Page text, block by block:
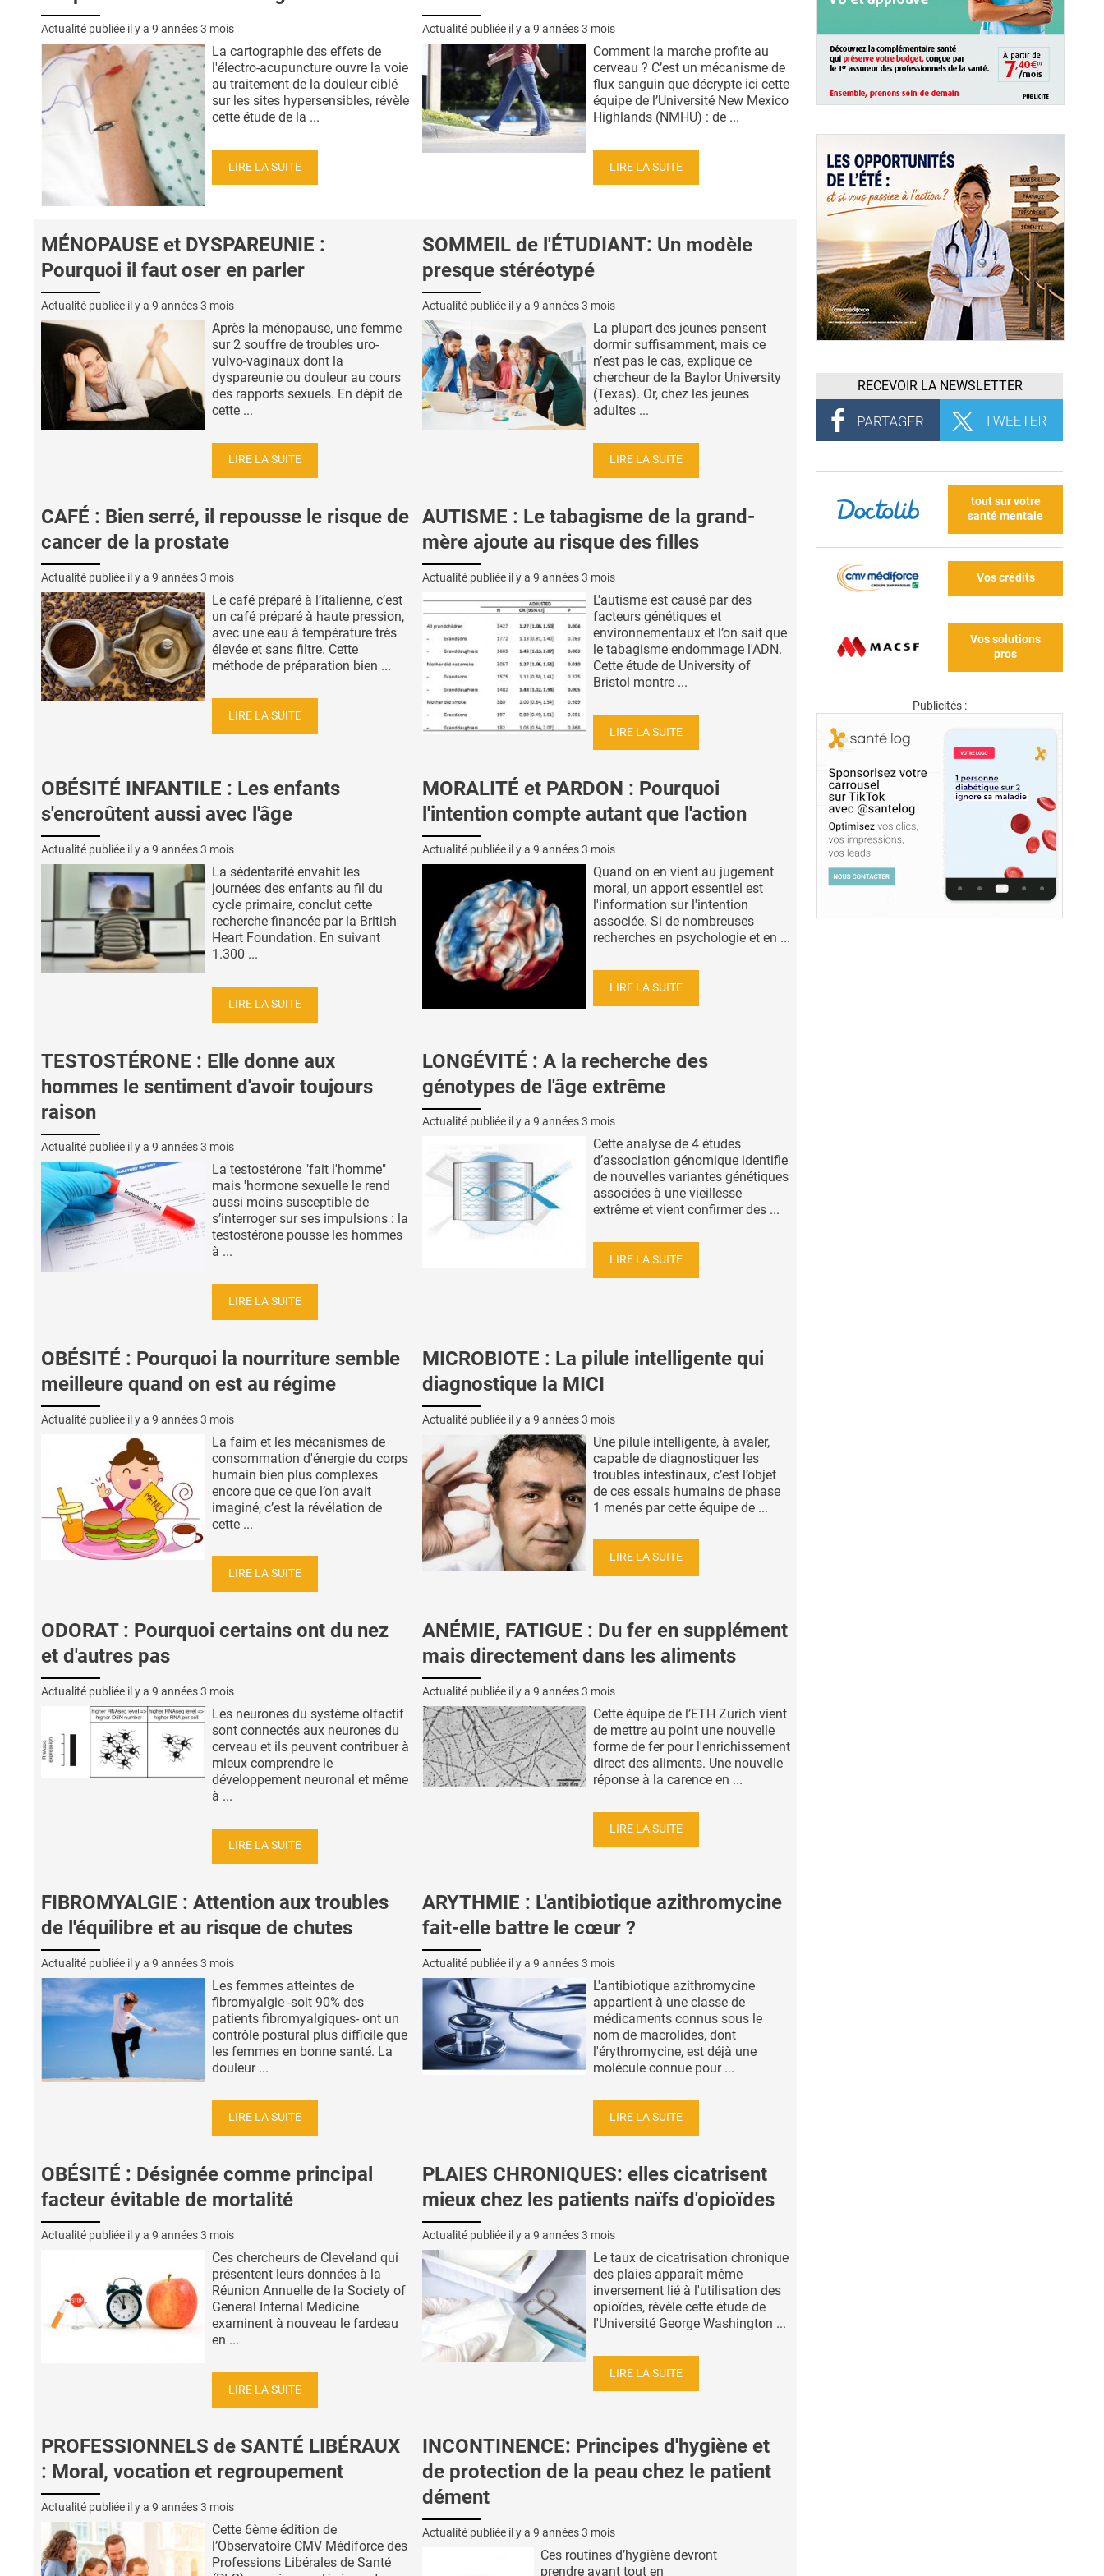
Actualité publiée il y a 9 années 3 mois
La cartographie des effets de
l'électro-acupuncture ouvre la voie
au traitement de la douleur ciblé
sur les sites hypersensibles, révèle
cette étude de la ...
LIRE LA SUITE
Actualité publiée il y a 9 années 3 mois
Comment la marche profite au
cerveau ? C’est un mécanisme de
flux sanguin que décrypte ici cette
équipe de l’Université New Mexico
Highlands (NMHU) : de ...
LIRE LA SUITE
MÉNOPAUSE et DYSPAREUNIE :
Pourquoi il faut oser en parler
Actualité publiée il y a 9 années 3 mois
Après la ménopause, une femme
sur 2 souffre de troubles uro-
vulvo-vaginaux dont la
dyspareunie ou douleur au cours
des rapports sexuels. En dépit de
cette ...
LIRE LA SUITE
SOMMEIL de l'ÉTUDIANT: Un modèle
presque stéréotypé
Actualité publiée il y a 9 années 3 mois
La plupart des jeunes pensent
dormir suffisamment, mais ce
n’est pas le cas, explique ce
chercheur de la Baylor University
(Texas). Or, chez les jeunes
adultes ...
LIRE LA SUITE
CAFÉ : Bien serré, il repousse le risque de
cancer de la prostate
Actualité publiée il y a 9 années 3 mois
Le café préparé à l’italienne, c’est
un café préparé à haute pression,
avec une eau à température très
élevée et sans filtre. Cette
méthode de préparation bien ...
LIRE LA SUITE
AUTISME : Le tabagisme de la grand-
mère ajoute au risque des filles
Actualité publiée il y a 9 années 3 mois
L'autisme est causé par des
facteurs génétiques et
environnementaux et l’on sait que
le tabagisme endommage l'ADN.
Cette étude de University of
Bristol montre ...
LIRE LA SUITE
OBÉSITÉ INFANTILE : Les enfants
s'encroûtent aussi avec l'âge
Actualité publiée il y a 9 années 3 mois
La sédentarité envahit les
journées des enfants au fil du
cycle primaire, conclut cette
recherche financée par la British
Heart Foundation. En suivant
1.300 ...
LIRE LA SUITE
MORALITÉ et PARDON : Pourquoi
l'intention compte autant que l'action
Actualité publiée il y a 9 années 3 mois
Quand on en vient au jugement
moral, un apport essentiel est
l'information sur l'intention
associée. Si de nombreuses
recherches en psychologie et en ...
LIRE LA SUITE
TESTOSTÉRONE : Elle donne aux
hommes le sentiment d'avoir toujours
raison
Actualité publiée il y a 9 années 3 mois
La testostérone "fait l'homme"
mais 'hormone sexuelle le rend
aussi moins susceptible de
s’interroger sur ses impulsions : la
testostérone pousse les hommes
à ...
LIRE LA SUITE
LONGÉVITÉ : A la recherche des
génotypes de l'âge extrême
Actualité publiée il y a 9 années 3 mois
Cette analyse de 4 études
d’association génomique identifie
de nouvelles variantes génétiques
associées à une vieillesse
extrême et vient confirmer des ...
LIRE LA SUITE
OBÉSITÉ : Pourquoi la nourriture semble
meilleure quand on est au régime
Actualité publiée il y a 9 années 3 mois
La faim et les mécanismes de
consommation d'énergie du corps
humain bien plus complexes
encore que ce que l’on avait
imaginé, c’est la révélation de
cette ...
LIRE LA SUITE
MICROBIOTE : La pilule intelligente qui
diagnostique la MICI
Actualité publiée il y a 9 années 3 mois
Une pilule intelligente, à avaler,
capable de diagnostiquer les
troubles intestinaux, c’est l’objet
de ces essais humains de phase
1 menés par cette équipe de ...
LIRE LA SUITE
ODORAT : Pourquoi certains ont du nez
et d'autres pas
Actualité publiée il y a 9 années 3 mois
Les neurones du système olfactif
sont connectés aux neurones du
cerveau et ils peuvent contribuer à
mieux comprendre le
développement neuronal et même
à ...
LIRE LA SUITE
ANÉMIE, FATIGUE : Du fer en supplément
mais directement dans les aliments
Actualité publiée il y a 9 années 3 mois
Cette équipe de l’ETH Zurich vient
de mettre au point une nouvelle
forme de fer pour l'enrichissement
direct des aliments. Une nouvelle
réponse à la carence en ...
LIRE LA SUITE
FIBROMYALGIE : Attention aux troubles
de l'équilibre et au risque de chutes
Actualité publiée il y a 9 années 3 mois
Les femmes atteintes de
fibromyalgie -soit 90% des
patients fibromyalgiques- ont un
contrôle postural plus difficile que
les femmes en bonne santé. La
douleur ...
LIRE LA SUITE
ARYTHMIE : L'antibiotique azithromycine
fait-elle battre le cœur ?
Actualité publiée il y a 9 années 3 mois
L'antibiotique azithromycine
appartient à une classe de
médicaments connus sous le
nom de macrolides, dont
l'érythromycine, est déjà une
molécule connue pour ...
LIRE LA SUITE
OBÉSITÉ : Désignée comme principal
facteur évitable de mortalité
Actualité publiée il y a 9 années 3 mois
Ces chercheurs de Cleveland qui
présentent leurs données à la
Réunion Annuelle de la Society of
General Internal Medicine
examinent à nouveau le fardeau
en ...
LIRE LA SUITE
PLAIES CHRONIQUES: elles cicatrisent
mieux chez les patients naïfs d'opioïdes
Actualité publiée il y a 9 années 3 mois
Le taux de cicatrisation chronique
des plaies apparaît même
inversement lié à l'utilisation des
opioïdes, révèle cette étude de
l'Université George Washington ...
LIRE LA SUITE
PROFESSIONNELS de SANTÉ LIBÉRAUX
: Moral, vocation et regroupement
Actualité publiée il y a 9 années 3 mois
Cette 6ème édition de
l’Observatoire CMV Médiforce des
Professions Libérales de Santé
INCONTINENCE: Principes d'hygiène et
de protection de la peau chez le patient
dément
Actualité publiée il y a 9 années 3 mois
Ces routines d’hygiène devront
prendre avant tout en
RECEVOIR LA NEWSLETTER
tout sur votre
santé mentale
Vos crédits
Vos solutions
pros
Publicités :